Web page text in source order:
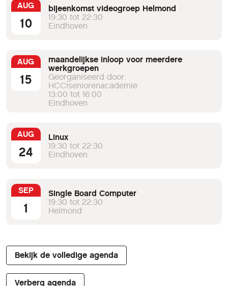
AUG
10
bijeenkomst videogroep Helmond
19:30 tot 22:30
Eindhoven
AUG
15
maandelijkse inloop voor meerdere
werkgroepen
Georganiseerd door:
HCC!seniorenacademie
13:00 tot 16:00
Eindhoven
AUG
24
Linux
19:30 tot 22:30
Eindhoven
SEP
1
Single Board Computer
19:30 tot 22:30
Helmond
Bekijk de volledige agenda
Verberg agenda